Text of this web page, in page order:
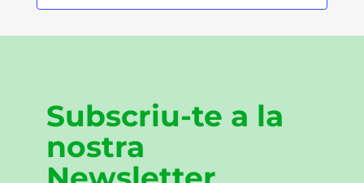
Subscriu-te a la
nostra